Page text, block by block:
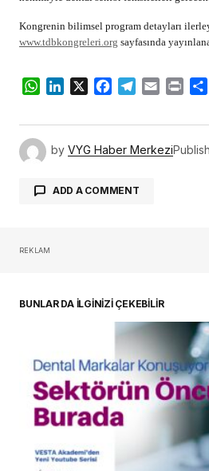
Kongrenin bilimsel program detayları
www.tdbkongreleri.org sayfasında
WhatsApp
LinkedIn
X Facebook
Telegram
Email Print
by VYG Haber Merkezi
ADD A COMMENT
REKLAM
BUNLAR DA İLGİNİZİ ÇEKEBİLİR